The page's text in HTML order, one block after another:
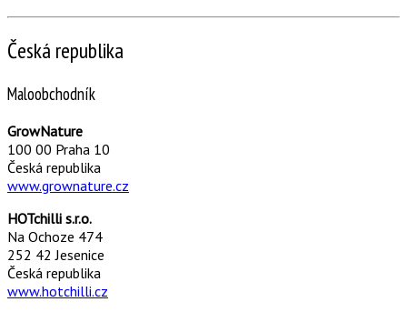
Česká republika
Maloobchodník
GrowNature
100 00 Praha 10
Česká republika
www.grownature.cz
HOTchilli s.r.o.
Na Ochoze 474
252 42 Jesenice
Česká republika
www.hotchilli.cz